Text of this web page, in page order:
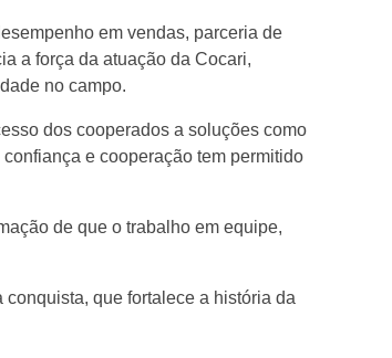
em vendas, parceria de
a força da atuação da Cocari,
no campo.
dos cooperados a soluções como
e cooperação tem permitido
de que o trabalho em equipe,
que fortalece a história da